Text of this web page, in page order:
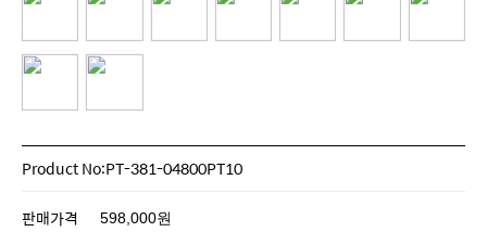
Product No:PT-381-04800PT10
판매가격 598,000원